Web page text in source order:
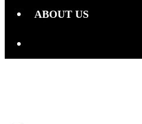
ABOUT US